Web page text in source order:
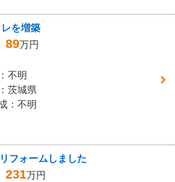
を増築
89万円
不明
茨城県
：不明
フォームしました
231万円